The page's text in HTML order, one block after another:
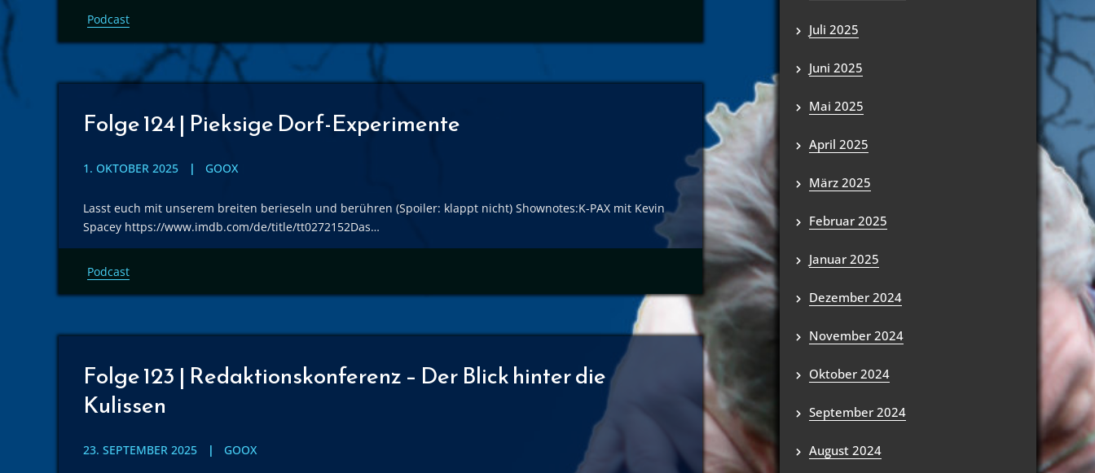
Podcast
Folge 124 | Pieksige Dorf-Experimente
1. OKTOBER 2025 GOOX
Lasst euch mit unserem breiten berieseln und berühren (Spoiler: klappt nicht) Shownotes:K-PAX mit Kevin
Spacey https://www.imdb.com/de/title/tt0272152Das…
Podcast
Folge 123 | Redaktionskonferenz – Der Blick hinter die
Kulissen
23. SEPTEMBER 2025 GOOX
Juli 2025
Juni 2025
Mai 2025
April 2025
März 2025
Februar 2025
Januar 2025
Dezember 2024
November 2024
Oktober 2024
September 2024
August 2024